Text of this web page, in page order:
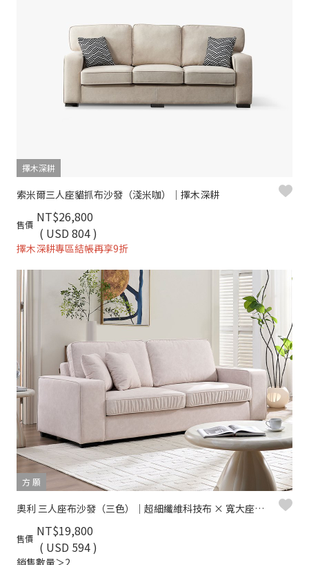
擇木深耕
索米爾三人座貓抓布沙發（淺米咖）｜擇木深耕
售價 NT$26,800
( USD 804 )
擇木深耕專區結帳再享9折
方 願
奧利 三人座布沙發（三色）｜超細纖維科技布 × 寬大座椅 × 現代簡約風 – 方願系列
售價 NT$19,800
( USD 594 )
銷售數量＞2